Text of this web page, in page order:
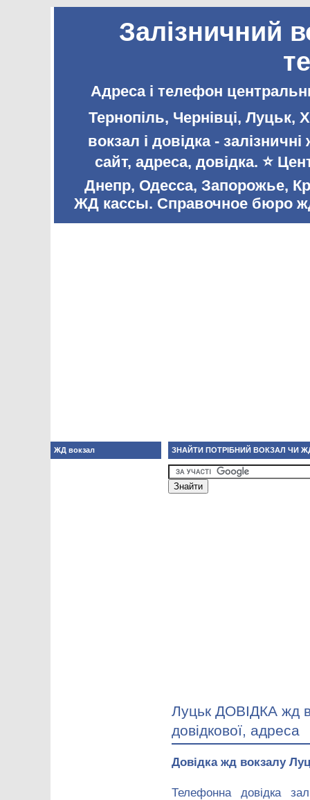
Залізничний
Адреса і телефон
Тернопіль, Чернівці,
вокзал і довідка -
сайт, адреса, довідка. ⭐️
Днепр, Одесса, Запорожье,
ЖД кассы. Справочное бюро
ЗНАЙТИ ПОТРІБНИЙ ВОКЗАЛ ЧИ
Луцьк ДОВІДКА жд
довідкової, адреса
Довідка жд вокзалу
Телефонна довідка
ЖД вокзал